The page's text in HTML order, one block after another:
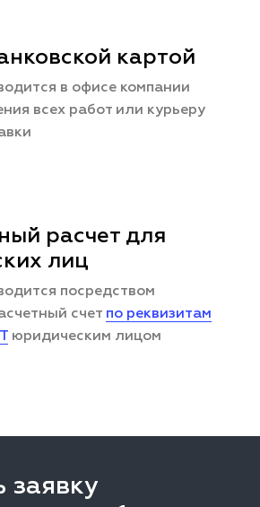
картой
в офисе компании
всех работ или курьеру
расчет для
лиц
посредством
счет по реквизитам
юридическим лицом
заявку